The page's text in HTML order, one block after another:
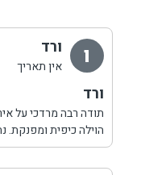
ו ורד
אין תאריך
ורד
תודה רבה מרדכי על
הוילה כיפית ומפנקת.